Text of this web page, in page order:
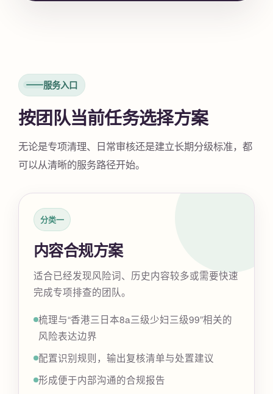
服务入口
按团队当前任务选择方案
无论是专项清理、日常审核还是建立长期分级标准，都
可以从清晰的服务路径开始。
分类一
内容合规方案
适合已经发现风险词、历史内容较多或需要快速
完成专项排查的团队。
梳理与“香港三日本8a三级少妇三级99”相关的
风险表达边界
配置识别规则，输出复核清单与处置建议
形成便于内部沟通的合规报告